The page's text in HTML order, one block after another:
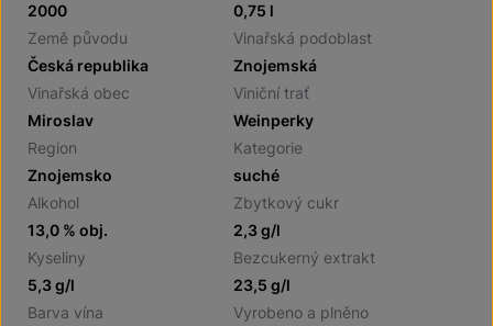
2000
0,75 l
Země původu
Česká republika
Vinařská podoblast
Znojemská
Vinařská obec
Miroslav
Viniční trať
Weinperky
Region
Znojemsko
Kategorie
suché
Alkohol
13,0 % obj.
Zbytkový cukr
2,3 g/l
Kyseliny
5,3 g/l
Bezcukerný extrakt
23,5 g/l
Barva vína
Vyrobeno a plněno